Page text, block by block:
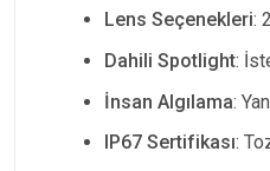
Lens Seçenekleri:
Dahili Spotlight:
İnsan Algılama:
IP67 Sertifikası: